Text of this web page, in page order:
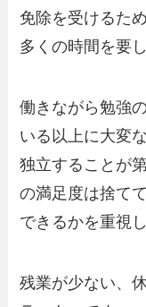
免除を受けるた
多くの時間を要し
働きながら勉強
いる以上に大変
独立することが
の満足度は捨て
できるかを重視
残業が少ない、